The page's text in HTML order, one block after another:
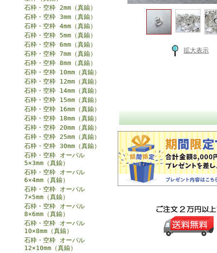
石枠・空枠 2mm（真鍮）
石枠・空枠 3mm（真鍮）
石枠・空枠 4mm（真鍮）
石枠・空枠 5mm（真鍮）
石枠・空枠 6mm（真鍮）
石枠・空枠 7mm（真鍮）
石枠・空枠 8mm（真鍮）
石枠・空枠 10mm（真鍮）
石枠・空枠 12mm（真鍮）
石枠・空枠 14mm（真鍮）
石枠・空枠 15mm（真鍮）
石枠・空枠 16mm（真鍮）
石枠・空枠 18mm（真鍮）
石枠・空枠 20mm（真鍮）
石枠・空枠 25mm（真鍮）
石枠・空枠 30mm（真鍮）
石枠・空枠 オーバル
5×3mm（真鍮）
石枠・空枠 オーバル
6×4mm（真鍮）
石枠・空枠 オーバル
7×5mm（真鍮）
石枠・空枠 オーバル
8×6mm（真鍮）
石枠・空枠 オーバル
10×8mm（真鍮）
石枠・空枠 オーバル
12×10mm（真鍮）
拡大表示